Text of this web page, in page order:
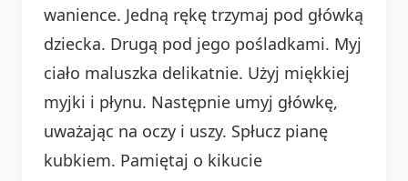
wanience. Jedną rękę trzymaj pod główką
dziecka. Drugą pod jego pośladkami. Myj
ciało maluszka delikatnie. Użyj miękkiej
myjki i płynu. Następnie umyj główkę,
uważając na oczy i uszy. Spłucz pianę
kubkiem. Pamiętaj o kikucie